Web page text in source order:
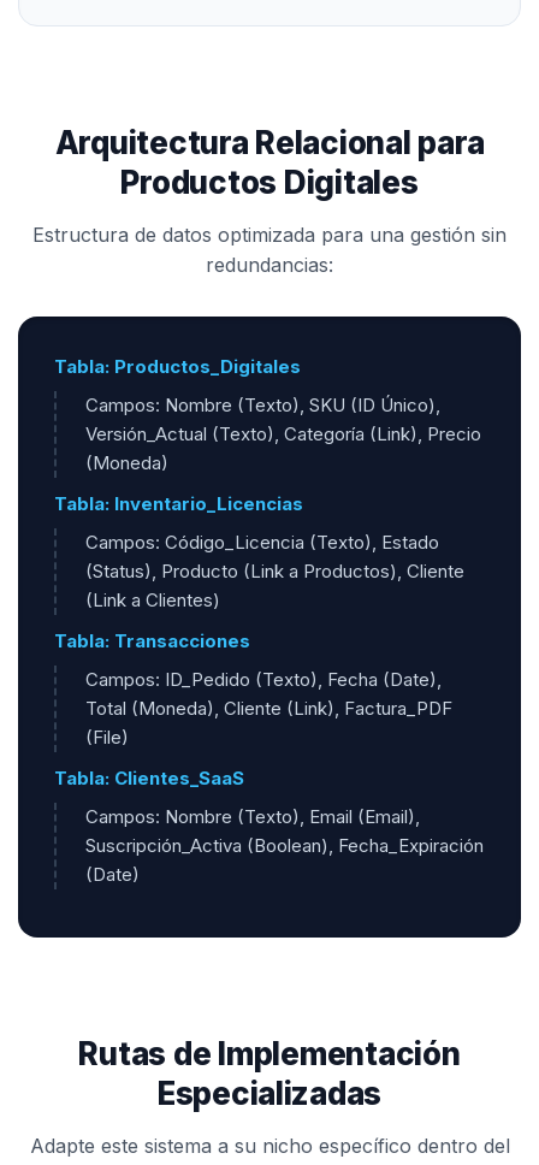
Arquitectura Relacional para
Productos Digitales
Estructura de datos optimizada para una gestión sin
redundancias:
Tabla: Productos_Digitales
Campos: Nombre (Texto), SKU (ID Único),
Versión_Actual (Texto), Categoría (Link), Precio
(Moneda)
Tabla: Inventario_Licencias
Campos: Código_Licencia (Texto), Estado
(Status), Producto (Link a Productos), Cliente
(Link a Clientes)
Tabla: Transacciones
Campos: ID_Pedido (Texto), Fecha (Date),
Total (Moneda), Cliente (Link), Factura_PDF
(File)
Tabla: Clientes_SaaS
Campos: Nombre (Texto), Email (Email),
Suscripción_Activa (Boolean), Fecha_Expiración
(Date)
Rutas de Implementación
Especializadas
Adapte este sistema a su nicho específico dentro del